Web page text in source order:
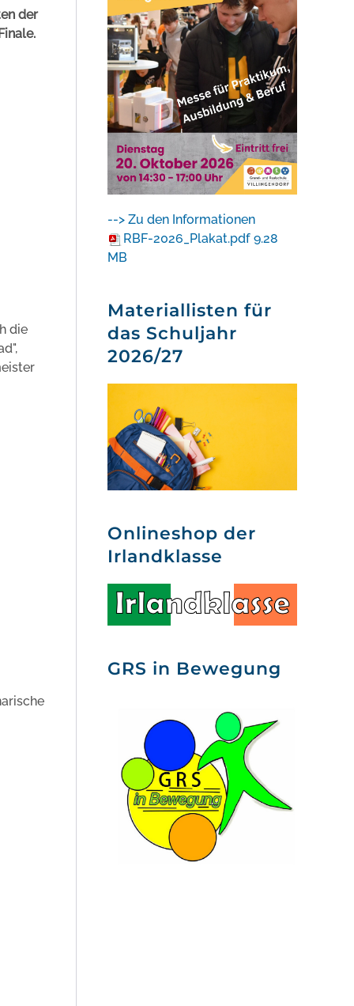
der
die
--> Zu den Informationen
RBF-2026_Plakat.pdf 9.28
MB
Materiallisten für
das Schuljahr
2026/27
Onlineshop der
Irlandklasse
GRS in Bewegung